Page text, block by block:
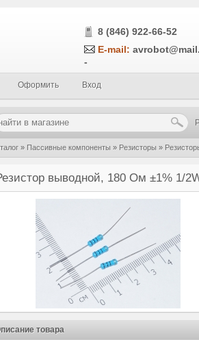
8 (846) 922-66-52
E-mail:
-
Оформить Вход
» Пассивные компоненты » Резисторы »
выводной, 180 Ом ±1% 1/
товара